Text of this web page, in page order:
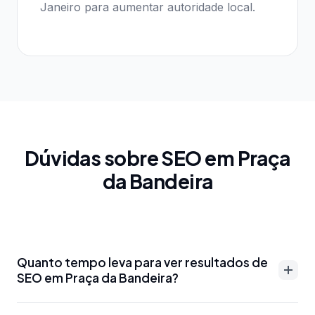
Janeiro para aumentar autoridade local.
Dúvidas sobre SEO em Praça
da Bandeira
Quanto tempo leva para ver resultados de
SEO em Praça da Bandeira?